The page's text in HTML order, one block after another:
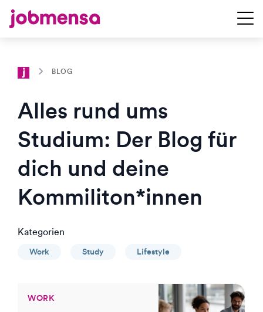
BLOG
Alles rund ums
Studium: Der Blog für
dich und deine
Kommiliton*innen
Kategorien
Work Study Lifestyle
WORK